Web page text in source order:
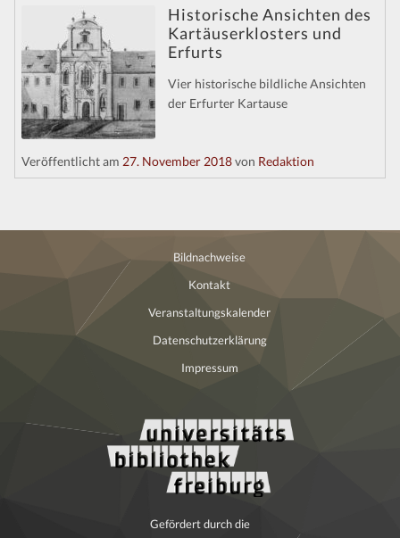
Materialien
Mitteilungen
Historische Ansichten des
Kartäuserklosters und
Erfurts
Vier historische bildliche Ansichten
der Erfurter Kartause
Veröffentlicht am 27. November 2018von Redaktion
Bildnachweise
Kontakt
Veranstaltungskalender
Datenschutzerklärung
Impressum
Gefördert durch die